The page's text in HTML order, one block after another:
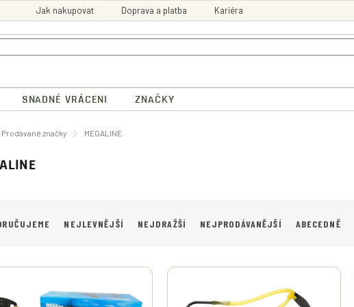
Jak nakupovat Doprava a platba Kariéra
SNADNÉ VRÁCENI ZNAČKY
Prodávané značky MEGALINE
NEJLEVNĚJŠÍ NEJDRAŽŠÍ NEJPRODÁVANĚJŠÍ ABECEDNĚ